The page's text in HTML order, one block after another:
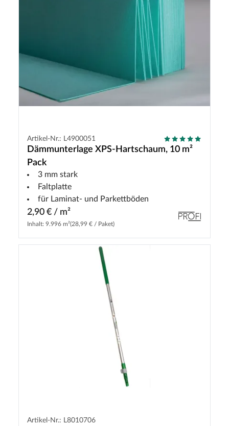
Artikel-Nr.: L4900051
Dämmunterlage XPS-Hartschaum, 10 m²
Pack
3 mm stark
Faltplatte
für Laminat- und Parkettböden
2,90 € / m²
Inhalt: 9.996 m²(28,99 € / Paket)
Artikel-Nr.: L8010706